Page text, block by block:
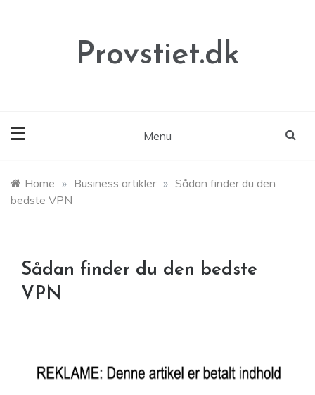
Provstiet.dk
Menu
Home » Business artikler » Sådan finder du den
bedste VPN
Sådan finder du den bedste
VPN